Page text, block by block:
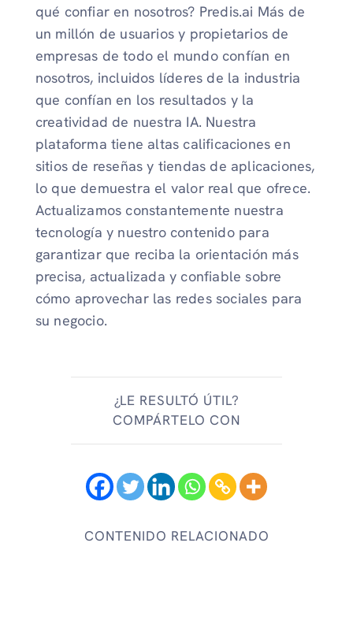
qué confiar en nosotros? Predis.ai Más de
un millón de usuarios y propietarios de
empresas de todo el mundo confían en
nosotros, incluidos líderes de la industria
que confían en los resultados y la
creatividad de nuestra IA. Nuestra
plataforma tiene altas calificaciones en
sitios de reseñas y tiendas de aplicaciones,
lo que demuestra el valor real que ofrece.
Actualizamos constantemente nuestra
tecnología y nuestro contenido para
garantizar que reciba la orientación más
precisa, actualizada y confiable sobre
cómo aprovechar las redes sociales para
su negocio.
¿LE RESULTÓ ÚTIL?
COMPÁRTELO CON
CONTENIDO RELACIONADO